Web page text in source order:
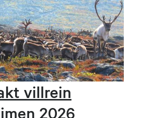
villrein
2026